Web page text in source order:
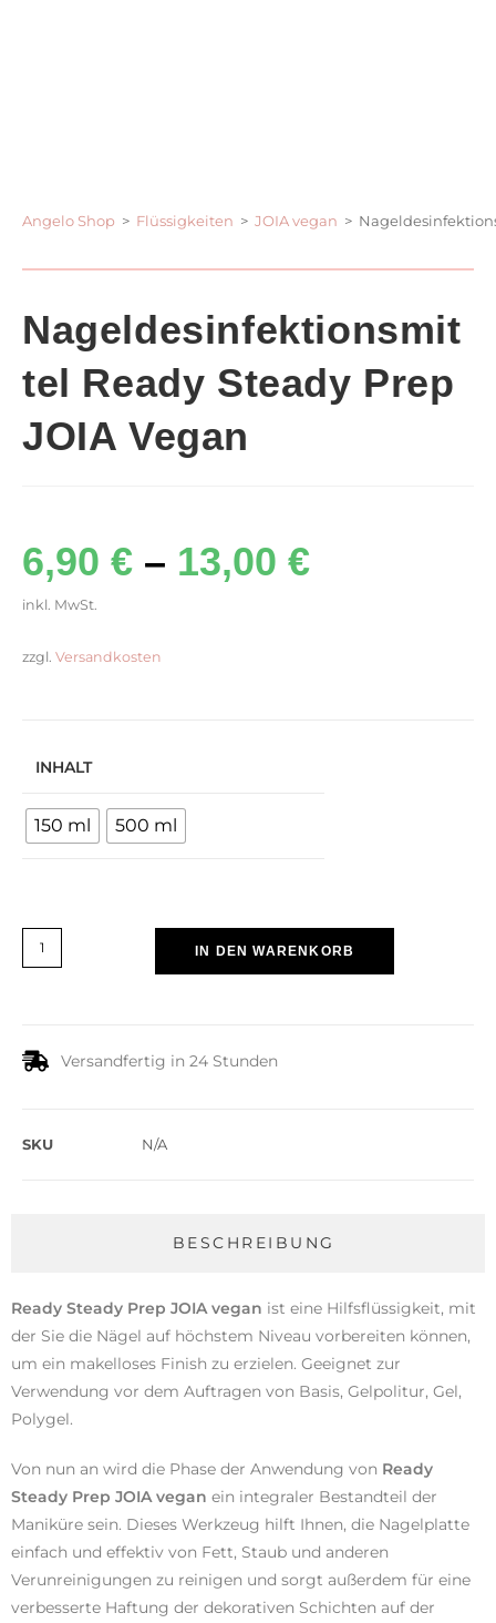
Angelo Shop > Flüssigkeiten > JOIA vegan >
Nageldesinfektionsmit
Tel Ready Steady Prep
JOIA Vegan
6,90 € – 13,00 €
inkl. MwSt.
zzgl. Versandkosten
INHALT
150 ml 500 ml
IN DEN WARENKORB
Versandfertig in 24 Stunden
SKU N/A
BESCHREIBUNG
Ready Steady Prep JOIA vegan ist eine Hilfsflüssigkeit, mit
der Sie die Nägel auf höchstem Niveau vorbereiten können,
um ein makelloses Finish zu erzielen. Geeignet zur
Verwendung vor dem Auftragen von Basis, Gelpolitur, Gel,
Polygel.
Von nun an wird die Phase der Anwendung von Ready
Steady Prep JOIA vegan ein integraler Bestandteil der
Maniküre sein. Dieses Werkzeug hilft Ihnen, die Nagelplatte
einfach und effektiv von Fett, Staub und anderen
Verunreinigungen zu reinigen und sorgt außerdem für eine
verbesserte Haftung der dekorativen Schichten auf der